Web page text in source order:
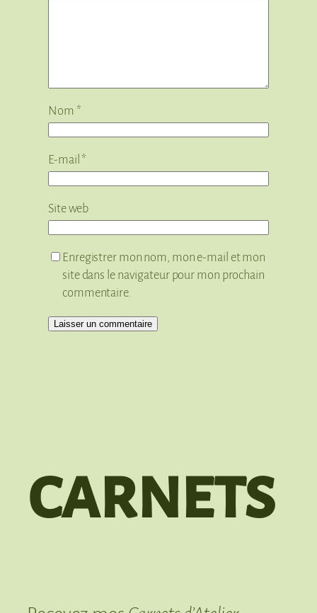
Nom *
E-mail *
Site web
Enregistrer mon nom, mon e-mail et mon
site dans le navigateur pour mon prochain
commentaire.
carnets